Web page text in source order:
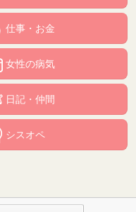
仕事・お金
女性の病気
日記・仲間
シスオペ